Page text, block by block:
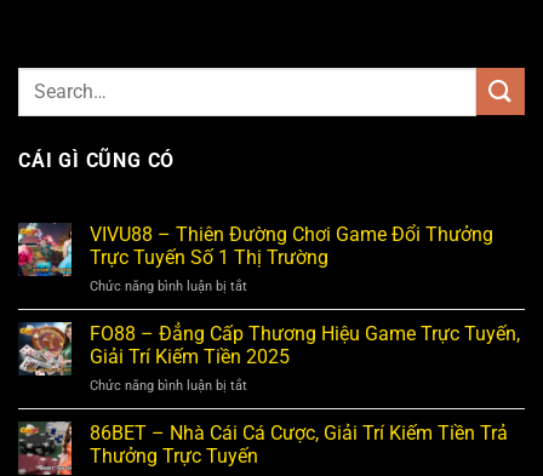
CÁI GÌ CŨNG CÓ
VIVU88 – Thiên Đường Chơi Game Đổi Thưởng
Trực Tuyến Số 1 Thị Trường
Chức năng bình luận bị tắt
VIVU88
–
Thiên
Game
Đổi
Thưởng
FO88 – Đẳng Cấp Thương Hiệu Game Trực Tuyến,
Giải Trí Kiếm Tiền 2025
Chức năng bình luận bị tắt
FO88
–
Đẳng
86BET – Nhà Cái Cá Cược, Giải Trí Kiếm Tiền Trả
Thưởng Trực Tuyến